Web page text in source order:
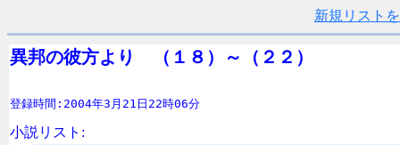
新規リスト
異邦の彼方より　（１８）～（２２）
登録時間:2004年3月21日22時06分
小説リスト: